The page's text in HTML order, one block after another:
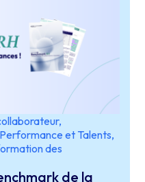
,
Performance et Talents,
des
de la